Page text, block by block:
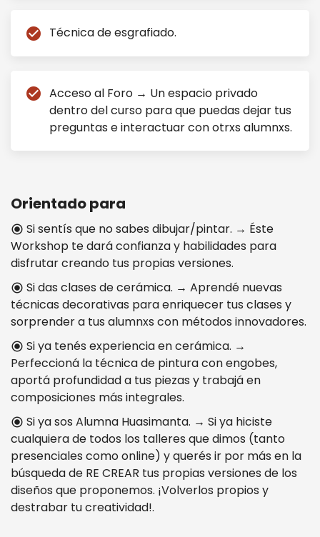
check_circle Técnica de esgrafiado.
check_circle Acceso al Foro → Un espacio privado
dentro del curso para que puedas dejar tus
preguntas e interactuar con otrxs alumnxs.
Orientado para
radio_button_checked Si sentís que no sabes dibujar/pintar. → Éste
Workshop te dará confianza y habilidades para
disfrutar creando tus propias versiones.
radio_button_checked Si das clases de cerámica. → Aprendé nuevas
técnicas decorativas para enriquecer tus clases y
sorprender a tus alumnxs con métodos innovadores.
radio_button_checked Si ya tenés experiencia en cerámica. →
Perfeccioná la técnica de pintura con engobes,
aportá profundidad a tus piezas y trabajá en
composiciones más integrales.
radio_button_checked Si ya sos Alumna Huasimanta. → Si ya hiciste
cualquiera de todos los talleres que dimos (tanto
presenciales como online) y querés ir por más en la
búsqueda de RE CREAR tus propias versiones de los
diseños que proponemos. ¡Volverlos propios y
destrabar tu creatividad!.